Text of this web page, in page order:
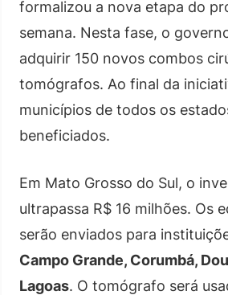
formalizou a nova etapa do
semana. Nesta fase, o
adquirir 150 novos combos
tomógrafos. Ao final da
municípios de todos os
beneficiados.
Em Mato Grosso do Sul, o
ultrapassa R$ 16 milhões. Os
serão enviados para
Campo Grande, Corumbá,
Lagoas. O tomógrafo será